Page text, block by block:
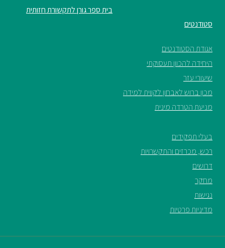
בית ספר גורן לתקשורת חזותית
סטודנטים
אגודת הסטודנטים
היחידה להכוון תעסוקתי
שיעורי עזר
מכון ברוש לאבחון לקווית למידה
מניעת הטרדה מינית
בעלי תפקידים
רכש, מכרזים והתקשרויות
דרושים
מחקר
נגישות
מדיניות פרטיות